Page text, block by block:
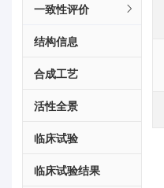
一致性评价
结构信息
合成工艺
活性全景
临床试验
临床试验结果